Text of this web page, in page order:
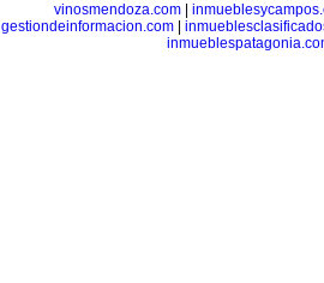
vinosmendoza.com|
gestiondeinformacion.com